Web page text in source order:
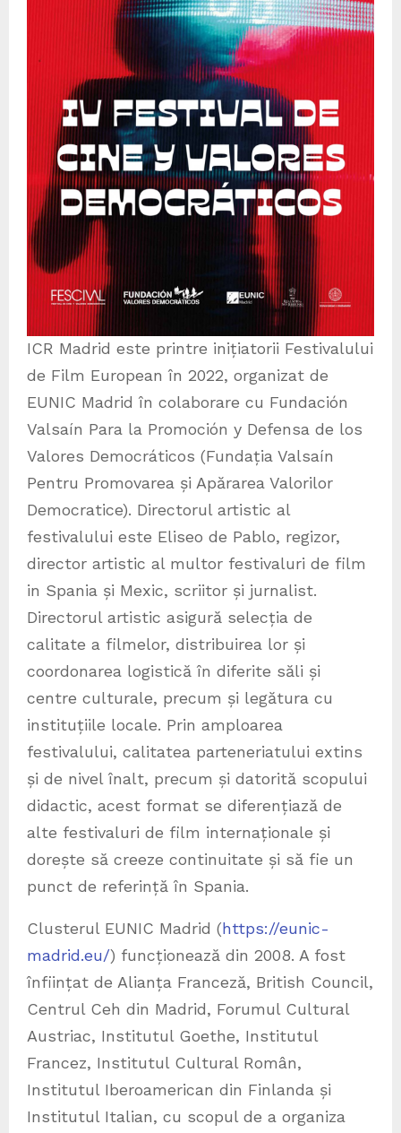
ICR Madrid este printre inițiatorii Festivalului
de Film European în 2022, organizat de
EUNIC Madrid în colaborare cu Fundación
Valsaín Para la Promoción y Defensa de los
Valores Democráticos (Fundația Valsaín
Pentru Promovarea și Apărarea Valorilor
Democratice). Directorul artistic al
festivalului este Eliseo de Pablo, regizor,
director artistic al multor festivaluri de film
in Spania și Mexic, scriitor și jurnalist.
Directorul artistic asigură selecția de
calitate a filmelor, distribuirea lor și
coordonarea logistică în diferite săli și
centre culturale, precum și legătura cu
instituțiile locale. Prin amploarea
festivalului, calitatea parteneriatului extins
și de nivel înalt, precum și datorită scopului
didactic, acest format se diferențiază de
alte festivaluri de film internaționale și
dorește să creeze continuitate și să fie un
punct de referință în Spania.
Clusterul EUNIC Madrid (https://eunic-
madrid.eu/) funcționează din 2008. A fost
înființat de Alianța Franceză, British Council,
Centrul Ceh din Madrid, Forumul Cultural
Austriac, Institutul Goethe, Institutul
Francez, Institutul Cultural Român,
Institutul Iberoamerican din Finlanda și
Institutul Italian, cu scopul de a organiza